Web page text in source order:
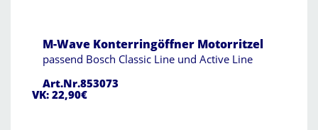
M-Wave Konterringöffner Motorritzel
passend Bosch Classic Line und Active Line
Art.Nr.853073
VK: 22,90€